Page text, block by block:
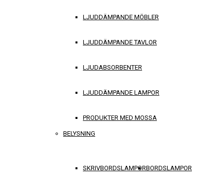
LJUDDÄMPANDE MÖBLER
LJUDDÄMPANDE TAVLOR
LJUDABSORBENTER
LJUDDÄMPANDE LAMPOR
PRODUKTER MED MOSSA
BELYSNING
SKRIVBORDSLAMPORBORDSLAMPOR